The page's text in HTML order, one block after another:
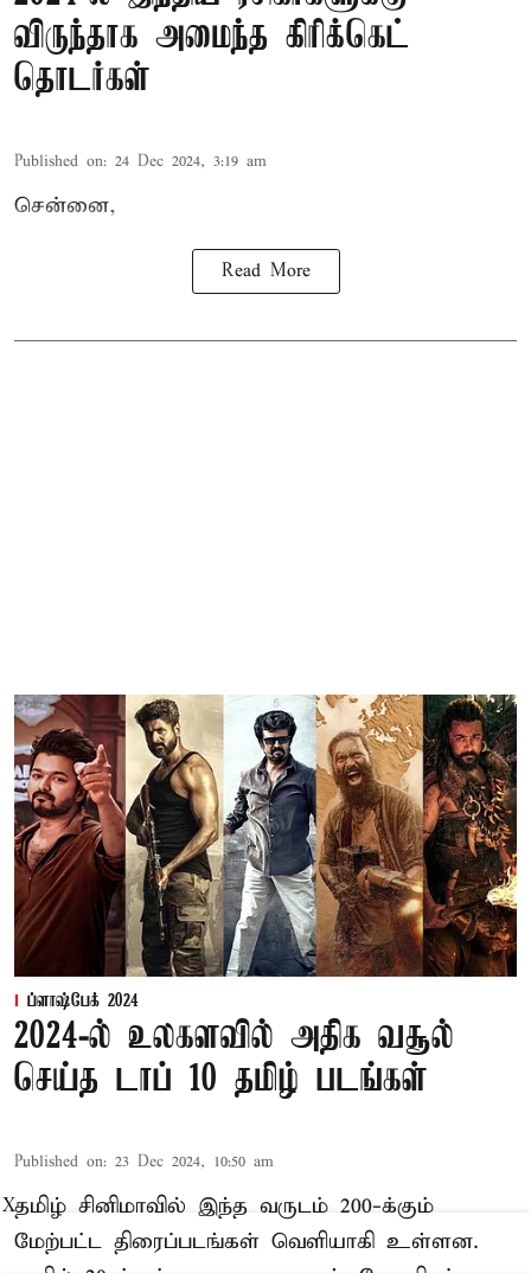
விருந்தாக அமைந்த கிரிக்கெட்
தொடர்கள்
Published on: 24 Dec 2024, 3:19 am
சென்னை,
Read More
ப்ளாஷ்பேக் 2024
2024-ல் உலகளவில் அதிக வசூல்
செய்த டாப் 10 தமிழ் படங்கள்
Published on: 23 Dec 2024, 10:50 am
தமிழ் சினிமாவில் இந்த வருடம் 200-க்கும்
மேற்பட்ட திரைப்படங்கள் வெளியாகி உள்ளன.
X